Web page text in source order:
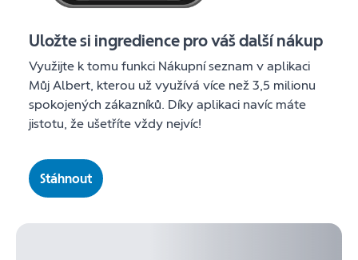
Uložte si ingredience pro váš další nákup
Využijte k tomu funkci Nákupní seznam v aplikaci
Můj Albert, kterou už využívá více než 3,5 milionu
spokojených zákazníků. Díky aplikaci navíc máte
jistotu, že ušetříte vždy nejvíc!
Stáhnout